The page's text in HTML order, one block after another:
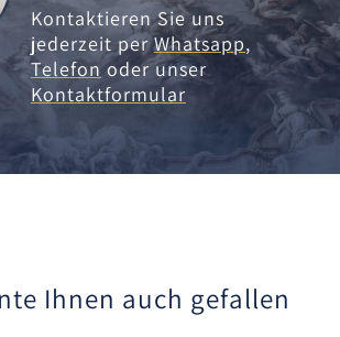
Kontaktieren Sie uns
jederzeit perWhatsapp,
Telefonoder unser
Kontaktformular
Ihnen auch gefallen